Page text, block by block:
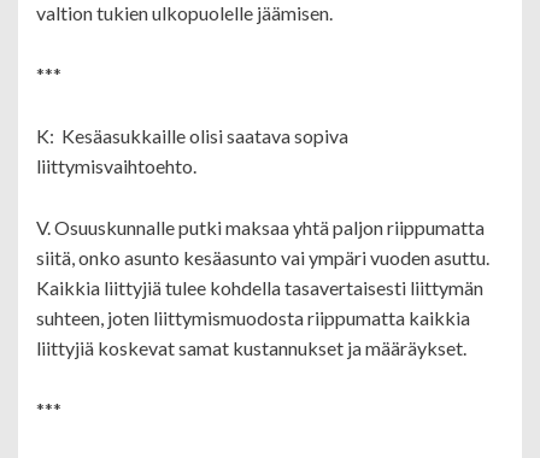
valtion tukien ulkopuolelle jäämisen.
***
K: Kesäasukkaille olisi saatava sopiva
liittymisvaihtoehto.
V. Osuuskunnalle putki maksaa yhtä paljon riippumatta
siitä, onko asunto kesäasunto vai ympäri vuoden asuttu.
Kaikkia liittyjiä tulee kohdella tasavertaisesti liittymän
suhteen, joten liittymismuodosta riippumatta kaikkia
liittyjiä koskevat samat kustannukset ja määräykset.
***